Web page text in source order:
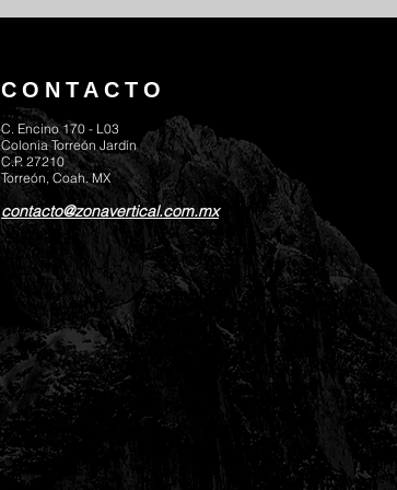
CONTACTO
C. Encino 170 - L03
Colonia Torreón Jardín
C.P. 27210
Torreón, Coah. MX
contacto@zonavertical.com.mx